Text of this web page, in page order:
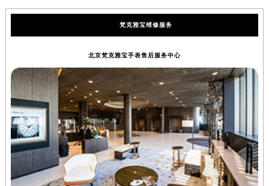
梵克雅宝维修服务
北京梵克雅宝手表售后服务中心